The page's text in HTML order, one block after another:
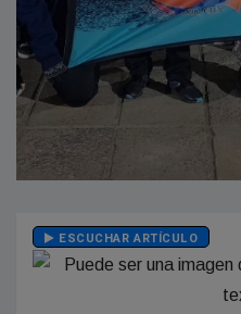
ESCUCHAR ARTÍCULO